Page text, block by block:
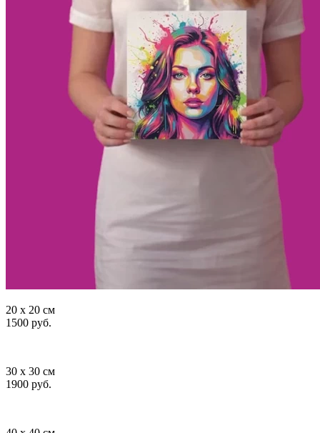
20 x 20 см
1500 руб.
30 x 30 см
1900 руб.